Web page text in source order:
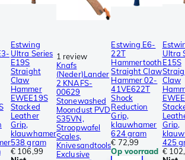
Estwing
Ultra Series
E19S
Straight
Claw
Hammer
EWEE19S
Stacked
Leather
Grip,
klauwhamer
538 gram
€ 106,99
1 review
Knafs
(Neder)Lander
2 KNAFS-
00629
Stonewashed
Moondust PVD
S35VN,
Stroopwafel
Scales,
Knivesandtools
Exclusive
Estwing E6-
22T
Hammertooth
Straight Claw
Hammer 02-
41VE622T
Shock
Reduction
Grip,
klauwhamer
624 gram
€ 72,99
Op voorraad
Ultra
E15S
Claw
Grip,
425
€